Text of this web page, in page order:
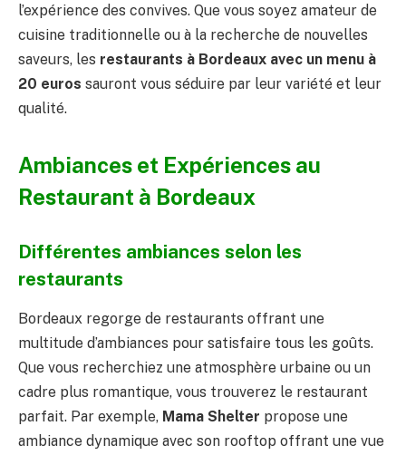
l’expérience des convives. Que vous soyez amateur de
cuisine traditionnelle ou à la recherche de nouvelles
saveurs, les restaurants à Bordeaux avec un menu à
20 euros sauront vous séduire par leur variété et leur
qualité.
Ambiances et Expériences au
Restaurant à Bordeaux
Différentes ambiances selon les
restaurants
Bordeaux regorge de restaurants offrant une
multitude d’ambiances pour satisfaire tous les goûts.
Que vous recherchiez une atmosphère urbaine ou un
cadre plus romantique, vous trouverez le restaurant
parfait. Par exemple, Mama Shelter propose une
ambiance dynamique avec son rooftop offrant une vue